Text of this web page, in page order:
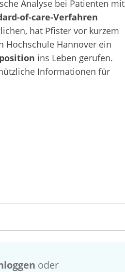
Analyse bei Patienten mit
of-care-Verfahren
hat Pfister vor kurzem
Hochschule Hannover ein
ins Leben gerufen.
Informationen für
oder